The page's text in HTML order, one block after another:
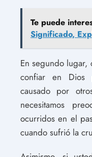
Te puede
Significado,
En segundo lugar,
confiar en Dios
causado por
necesitamos
ocurridos en el
cuando sufrió la